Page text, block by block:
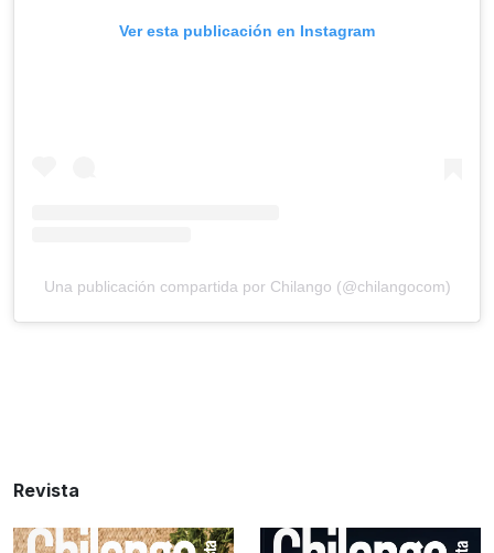
Ver esta publicación en Instagram
Una publicación compartida por Chilango (@chilangocom)
Revista